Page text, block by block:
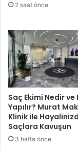
n
r
o
l
A
l
t
ı
n
d
a
2 saat önce
Saç Ekimi Nedir ve
Yapılır? Murat
Klinik ile
Saçlara Kavuşun
3 hafta önce